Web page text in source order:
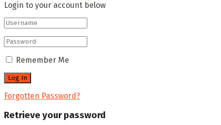
Login to your account below
Remember Me
Forgotten Password?
Retrieve your password